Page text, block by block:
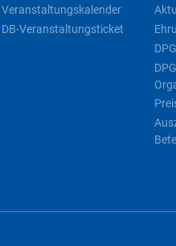
Veranstaltungskalender
DB-Veranstaltungsticket